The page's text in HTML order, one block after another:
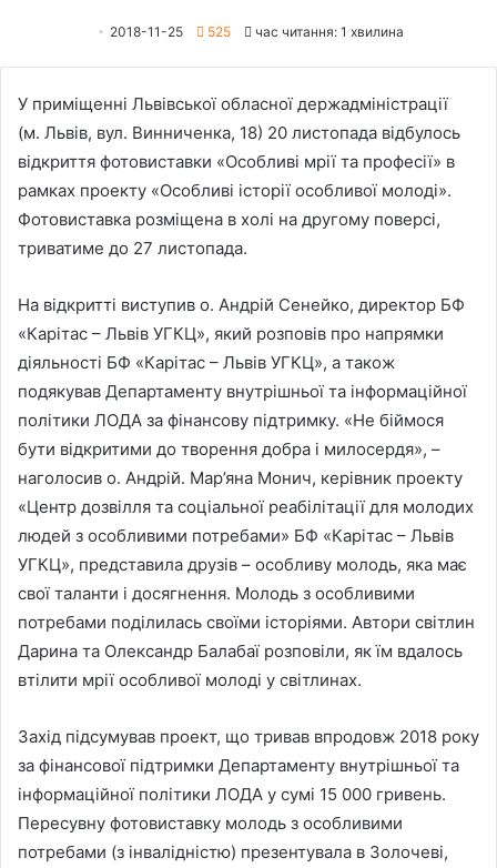
2018-11-25 525 час читання: 1 хвилина
У приміщенні Львівської обласної держадміністрації
(м. Львів, вул. Винниченка, 18) 20 листопада відбулось
відкриття фотовиставки «Особливі мрії та професії» в
рамках проекту «Особливі історії особливої молоді».
Фотовиставка розміщена в холі на другому поверсі,
триватиме до 27 листопада.
На відкритті виступив о. Андрій Сенейко, директор БФ
«Карітас – Львів УГКЦ», який розповів про напрямки
діяльності БФ «Карітас – Львів УГКЦ», а також
подякував Департаменту внутрішньої та інформаційної
політики ЛОДА за фінансову підтримку. «Не біймося
бути відкритими до творення добра і милосердя», –
наголосив о. Андрій. Мар’яна Монич, керівник проекту
«Центр дозвілля та соціальної реабілітації для молодих
людей з особливими потребами» БФ «Карітас – Львів
УГКЦ», представила друзів – особливу молодь, яка має
свої таланти і досягнення. Молодь з особливими
потребами поділилась своїми історіями. Автори світлин
Дарина та Олександр Балабаї розповіли, як їм вдалось
втілити мрії особливої молоді у світлинах.
Захід підсумував проект, що тривав впродовж 2018 року
за фінансової підтримки Департаменту внутрішньої та
інформаційної політики ЛОДА у сумі 15 000 гривень.
Пересувну фотовиставку молодь з особливими
потребами (з інвалідністю) презентувала в Золочеві,